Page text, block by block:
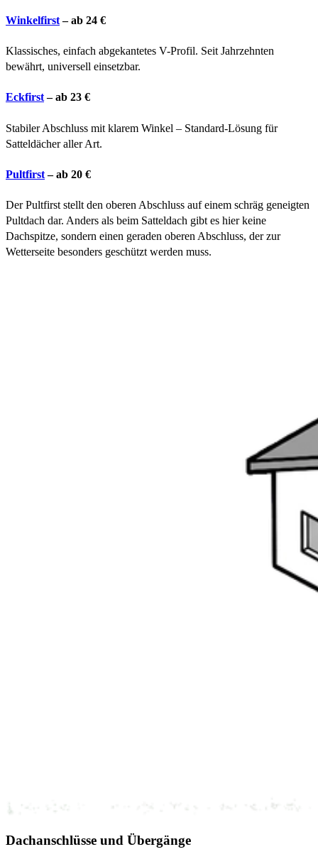
Winkelfirst– ab 24 €
Klassisches, einfach abgekantetes V-Profil. Seit Jahrzehnten
bewährt, universell einsetzbar.
Eckfirst– ab 23 €
Stabiler Abschluss mit klarem Winkel – Standard-Lösung für
Satteldächer aller Art.
Pultfirst– ab 20 €
Der Pultfirst stellt den oberen Abschluss auf einem schräg geneigten
Pultdach dar. Anders als beim Satteldach gibt es hier keine
Dachspitze, sondern einen geraden oberen Abschluss, der zur
Wetterseite besonders geschützt werden muss.
Dachanschlüsse und Übergänge